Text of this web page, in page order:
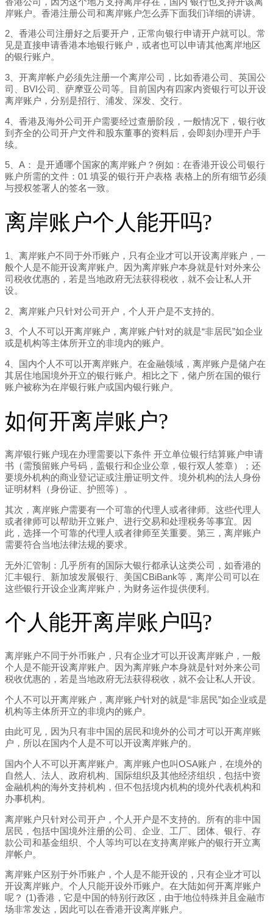
岸账户。香港注册公司和离岸账户怎么弄下面我们详细的讲讲。
2、香港公司注册好之后要开户，正常向银行申请开户就可以。常
见是直接申请香港本地银行账户，或者也可以申请其他离岸地区
的银行账户。
3、开离岸帐户必须先注册一个离岸公司，比如香港公司、英国公
司、BVI公司、萨摩亚公司等。目前国内有四家内资银行可以开设
离岸账户，分别是招行、浦发、深发、交行。
4、香港及海外公司开户需要经过查册阶段，一般情况下，银行收
到齐全的公司开户文件和股东董事的资料后，会即刻办理开户手
续。
5、A： 是开通哪个国家的离岸账户？例如：在香港开设公司银行
账户所需的文件：01 填妥的银行开户表格 表格上的所有细节必须
与授权签署人的签名一致。
离岸账户个人能开吗?
1、离岸账户不同于外币账户，只有企业才可以开设离岸账户，一
般个人是不能开设离岸账户。因为离岸账户本身就是针对外来公
司税收优惠的，若是当地政府无法获得税收，就不会让私人开
设。
2、离岸账户只针对公司开户，个人开户是不支持的。
3、个人不可以开离岸账户，离岸账户针对的就是“非居民”如企业
或是机构等主体所开立的非境内的账户。
4、国内个人不可以开离岸账户。在金融领域，离岸账户是储户在
其居住地国境外开立的银行账户。相比之下，储户所在国的银行
账户被称为在岸银行账户或国内银行账户。
如何开离岸账户?
离岸银行账户现在办理需要以下条件 开立单位银行结算账户申请
书（需预留账户号码，盖银行和企业公章，银行双人签章）；还
要境外机构的商业登记证或注册证明文件。境外机构的法人身份
证明材料（身份证、护照等）。
其次，离岸账户需要有一个可靠的代理人或者律师。这些代理人
或者律师可以帮助开立账户、进行交易和处理税务等事宜。因
此，选择一个可靠的代理人或者律师至关重要。第三，离岸账户
需要符合当地法律法规的要求。
无外汇管制：几乎所有的国际大银行都承认这类公司，如香港的
汇丰银行、新加坡发展银行、美国CBiBank等，离岸公司可以在
这些银行开设企业离岸账户，为财务运作提供便利。
个人能开离岸账户吗?
离岸账户不同于外币账户，只有企业才可以开设离岸账户，一般
个人是不能开设离岸账户。因为离岸账户本身就是针对外来公司
税收优惠的，若是当地政府无法获得税收，就不会让私人开设。
个人不可以开离岸账户，离岸账户针对的就是“非居民”如企业或是
机构等主体所开立的非境内的账户。
由此可见，因为只有非中国的居民和境外的公司才可以开离岸账
户，所以在国内个人是不可以开设离岸账户的。
国内个人不可以开离岸账户。离岸账户也叫OSA账户，在境外的
自然人、法人、政府机构、国际组织及其他经济组织，包括中资
金融机构的海外支持机构，但不包括境内机构的境外代表机构和
办事机构。
离岸账户只针对公司开户，个人开户是不支持的。所有的非中国
居民，包括中国境外注册的公司、企业、工厂、团体、银行、存
款公司和基金组织、个人等均可以在支持离岸账户的银行开立离
岸帐户。
离岸账户区别于外币账户，个人是不能开设的，只有企业才可以
开设离岸账户。个人只能开设外币账户。在大陆如何开离岸账户
呢？ (1)香港，它是中国的特别行政区，由于地位特殊并且金融市
场非常发达，因此可以在香港开设离岸账户。